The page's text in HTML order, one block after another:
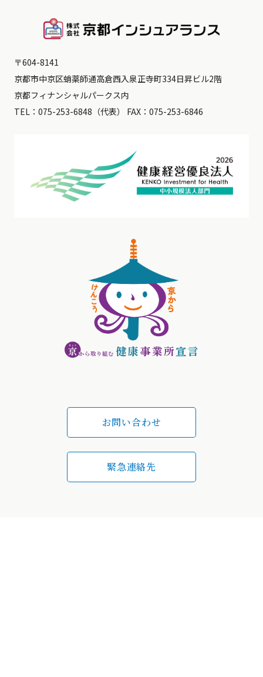
〒604-8141
京都市中京区蛸薬師通高倉西入泉正寺町334日昇ビル2階
京都フィナンシャルパークス内
TEL： 075-253-6848 （代表） FAX：075-253-6846
お問い合わせ
緊急連絡先